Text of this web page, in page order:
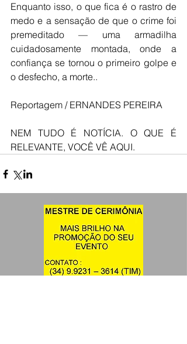
Enquanto isso, o que fica é o rastro de
medo e a sensação de que o crime foi
premeditado — uma armadilha
cuidadosamente montada, onde a
confiança se tornou o primeiro golpe e
o desfecho, a morte..
Reportagem / ERNANDES PEREIRA
NEM TUDO É NOTÍCIA. O QUE É
RELEVANTE, VOCÊ VÊ AQUI.